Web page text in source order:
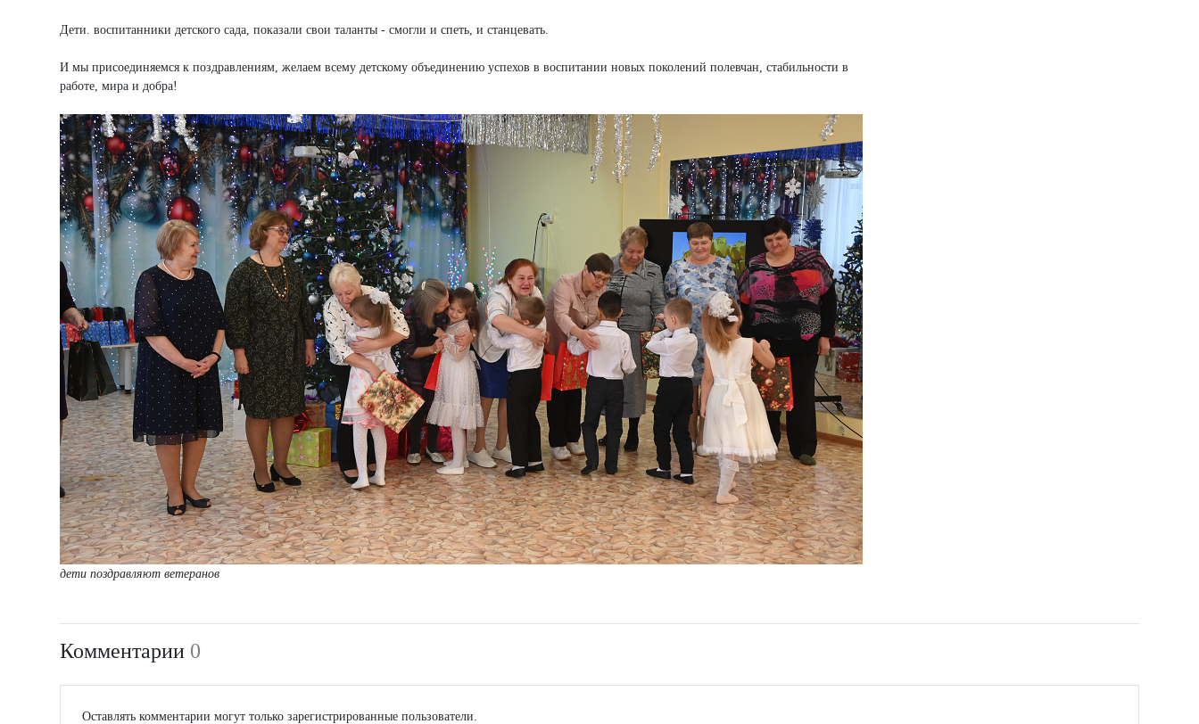
Дети. воспитанники детского сада, показали свои таланты - смогли и спеть, и станцевать.
И мы присоединяемся к поздравлениям, желаем всему детскому объединению успехов в воспитании новых поколений полевчан, стабильности в
работе, мира и добра!
дети поздравляют ветеранов
Комментарии 0
Оставлять комментарии могут только зарегистрированные пользователи.